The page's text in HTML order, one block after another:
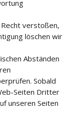
verstoßen,
löschen wir
Abständen
Sobald
Seiten Dritter
unseren Seiten